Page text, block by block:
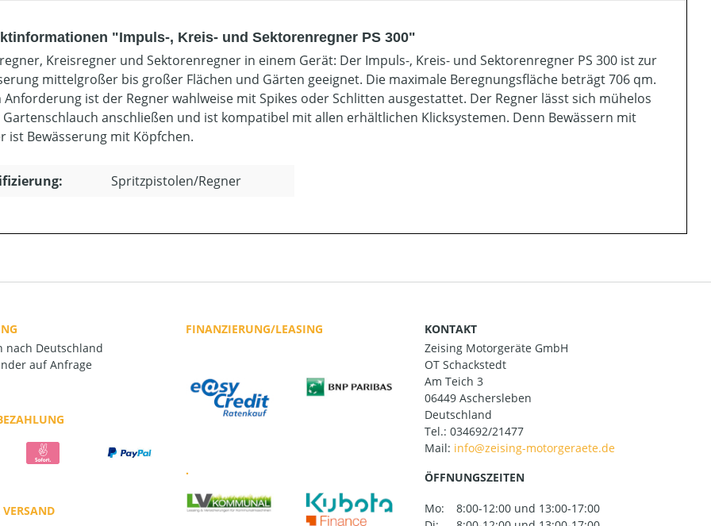
"Impuls-, Kreis- und Sektorenregner PS 300"
Kreisregner und Sektorenregner in einem Gerät: Der Impuls-, Kreis- und Sektorenregner PS 300 ist zur
mittelgroßer bis großer Flächen und Gärten geeignet. Die maximale Beregnungsfläche beträgt 706 qm.
Anforderung ist der Regner wahlweise mit Spikes oder Schlitten ausgestattet. Der Regner lässt sich mühelos
Gartenschlauch anschließen und ist kompatibel mit allen erhältlichen Klicksystemen. Denn Bewässern mit
ist Bewässerung mit Köpfchen.
Spritzpistolen/Regner
nach Deutschland
auf Anfrage
VERSAND
FINANZIERUNG/LEASING
.
KONTAKT
Zeising Motorgeräte GmbH
OT Schackstedt
Am Teich 3
06449 Aschersleben
Deutschland
Tel.: 034692/21477
Mail:
ÖFFNUNGSZEITEN
Mo:
8:00-12:00 und 13:00-17:00